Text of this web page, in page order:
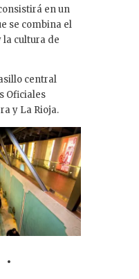
en un
se combina el
cultura de
central
Oficiales
y La Rioja.